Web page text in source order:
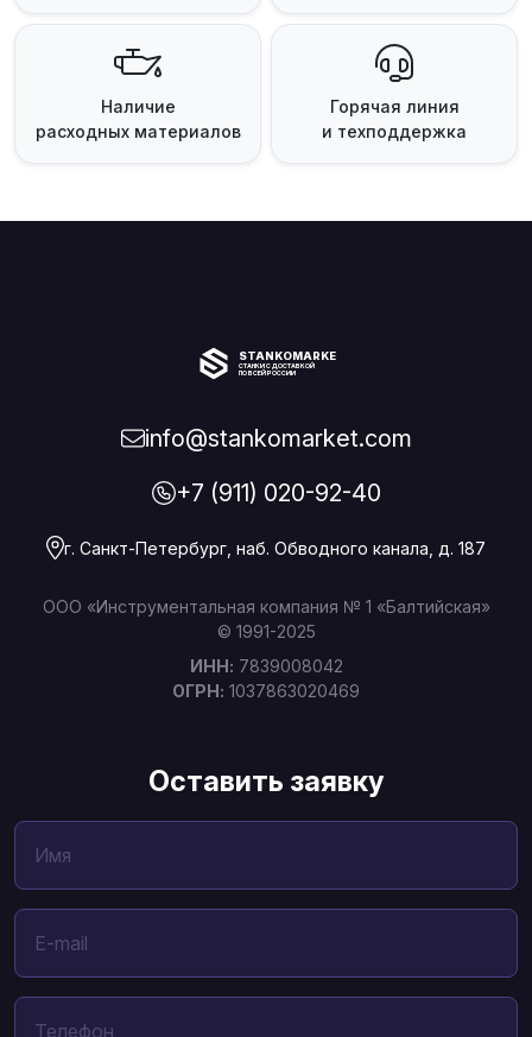
Наличие
расходных материалов
Горячая линия
и техподдержка
STANKOMARKET
СТАНКИ С ДОСТАВКОЙ
ПО ВСЕЙ РОССИИ
info@stankomarket.com
+7 (911) 020-92-40
г. Санкт-Петербург, наб. Обводного канала, д. 187
ООО «Инструментальная компания № 1 «Балтийская»
© 1991-2025
ИНН: 7839008042
ОГРН: 1037863020469
Оставить заявку